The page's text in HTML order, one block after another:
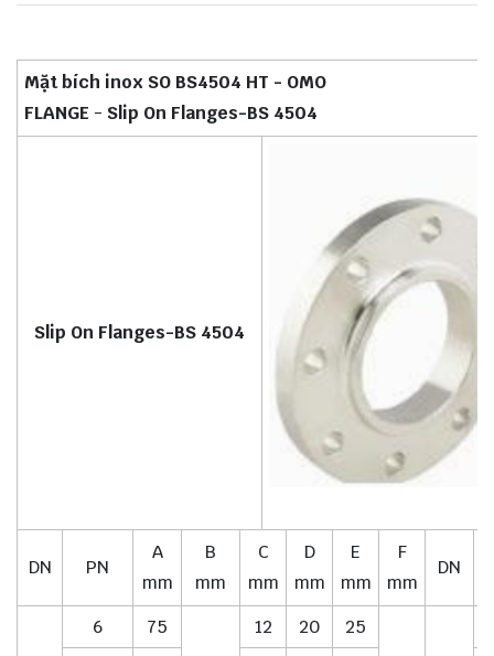
Mặt bích inox SO BS4504 HT - OMO
FLANGE - Slip On Flanges-BS 4504
Slip On Flanges-BS 4504
DN PN
A
mm
B
mm
C
mm
D
mm
E
mm
F
mm
DN
6
75
12 20
25